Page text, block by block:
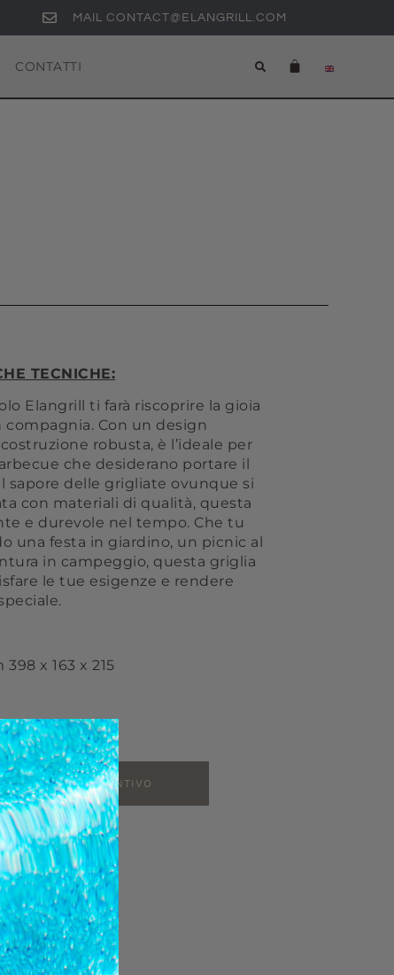
MAIL CONTACT@ELANGRILL.COM
CONTATTI
TECNICHE:
Elangrill ti farà riscoprire la gioia
Con un design
robusta, è l’ideale per
che desiderano portare il
sapore delle grigliate ovunque si
con materiali di qualità, questa
e durevole nel tempo. Che tu
una festa in giardino, un picnic al
in campeggio, questa griglia
le tue esigenze e rendere
x 163 x 215
AL PREVENTIVO